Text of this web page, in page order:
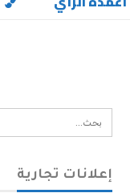
إعلانات تجارية